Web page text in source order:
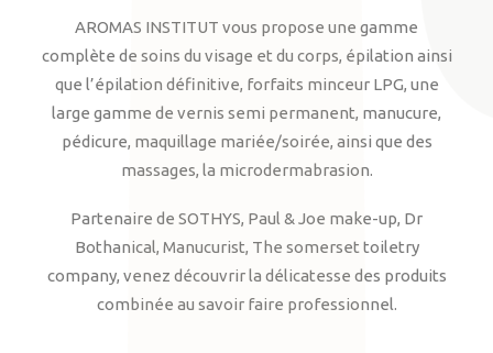
AROMAS INSTITUT vous propose une gamme
complète de soins du visage et du corps, épilation ainsi
que l’épilation définitive, forfaits minceur LPG, une
large gamme de vernis semi permanent, manucure,
pédicure, maquillage mariée/soirée, ainsi que des
massages, la microdermabrasion.
Partenaire de SOTHYS, Paul & Joe make-up, Dr
Bothanical, Manucurist, The somerset toiletry
company, venez découvrir la délicatesse des produits
combinée au savoir faire professionnel.